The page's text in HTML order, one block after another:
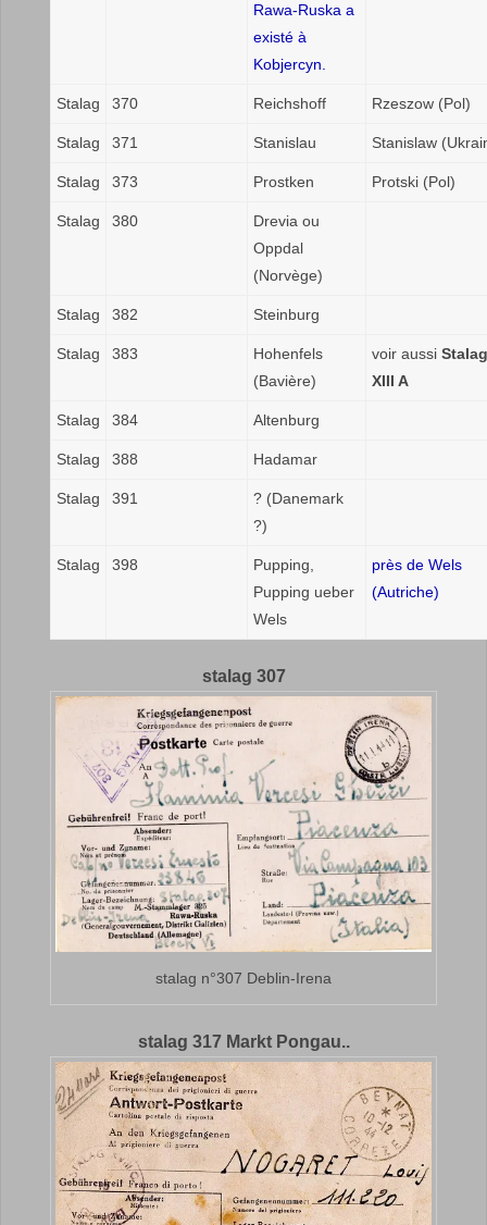
Rawa-Ruska a
existé à
Kobjercyn.
Stalag 370 Reichshoff Rzeszow (Pol)
Stalag 371 Stanislau Stanislaw
Stalag 373 Prostken Protski (Pol)
Stalag 380
Drevia ou
Oppdal
(Norvège)
Stalag 382 Steinburg
Stalag 383
Hohenfels
(Bavière)
voir aussi Stalag
XIII A
Stalag 384 Altenburg
Stalag 388 Hadamar
Stalag 391
? (Danemark
?)
Stalag 398
Pupping,
Pupping ueber
Wels
près de Wels
(Autriche)
stalag 307
stalag n°307 Deblin-Irena
stalag 317 Markt Pongau..